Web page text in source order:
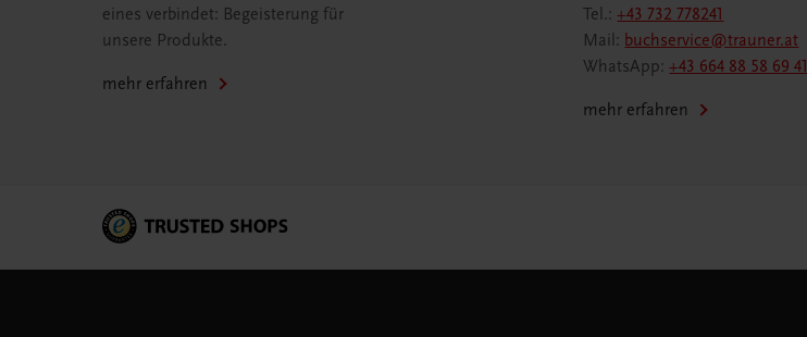
eines verbindet: Begeisterung für
unsere Produkte.
mehr erfahren
Tel.:+43 732 778241
Mail: buchservice@trauner.at
WhatsApp:+43 664 88 58 69 41
mehr erfahren